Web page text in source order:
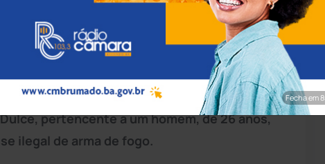
uma arma de fogo de calibre restrito e
entorpecentes, nesta quarta-feira (1º),
busca e apreensão em
Brumado.
da Comarca de Brumado e cumprida
pertencente a um homem, de 26 anos,
ilegal de arma de fogo.
Fecha em